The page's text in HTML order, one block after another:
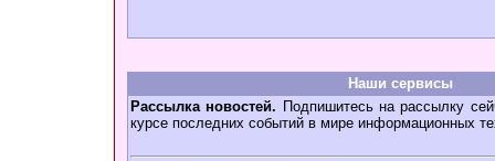
Наши сервисы
Рассылка новостей. Подпишитесь на рассылку
курсе последних событий в мире информационных